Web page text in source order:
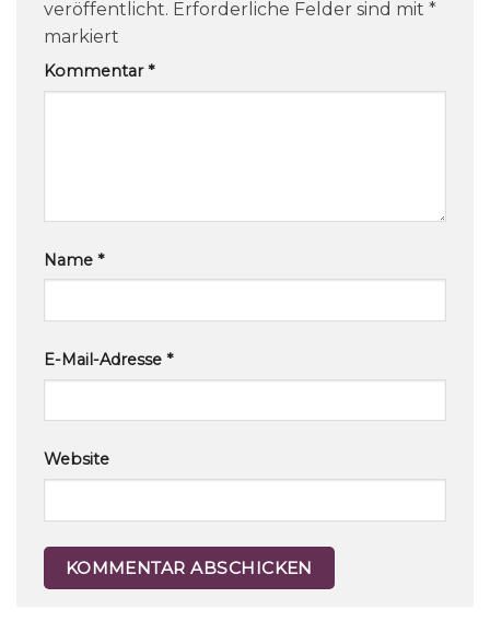
veröffentlicht. Erforderliche Felder sind mit *
markiert
Kommentar*
Name *
E-Mail-Adresse *
Website